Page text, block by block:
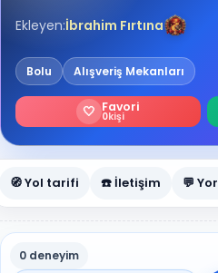
Ekleyen:İbrahim Fırtına
Bolu Alışveriş Mekanları
🤍 Favori
0kişi
🧭 Yol tarifi ☎️ İletişim 💬
0 deneyim